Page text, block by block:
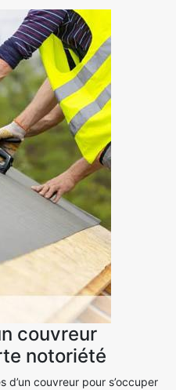
couvreur
notoriété
d’un couvreur pour s’occuper